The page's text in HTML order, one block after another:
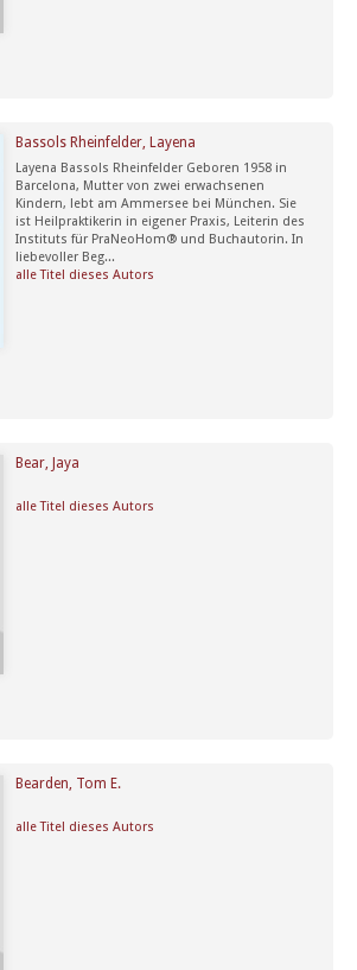
Bassols Rheinfelder, Layena
Layena Bassols Rheinfelder Geboren 1958 in
Barcelona, Mutter von zwei erwachsenen
Kindern, lebt am Ammersee bei München. Sie
ist Heilpraktikerin in eigener Praxis, Leiterin des
Instituts für PraNeoHom® und Buchautorin. In
liebevoller Beg...
alle Titel dieses Autors
Bear, Jaya
alle Titel dieses Autors
Bearden, Tom E.
alle Titel dieses Autors